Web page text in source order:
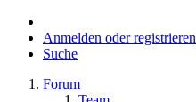
Anmelden oder registrieren
Suche
Forum